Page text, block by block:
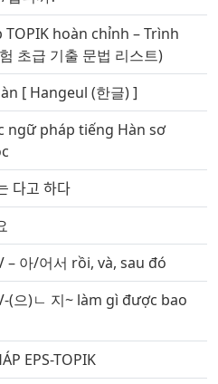
phần 5
phần 6
phần 7
phần 8
phần 9
phần 10
phần 11
môi trường phần 1
môi trường phần 2
nghệ thuật
thể thao phần 1
hoàn chỉnh – Trình
초급 기출 문법 리스트)
[ Hangeul (한글) ]
ngữ pháp tiếng Hàn sơ
다고 하다
아/어서 rồi, và, sau đó
(으)ㄴ 지~ làm gì được bao
EPS-TOPIK